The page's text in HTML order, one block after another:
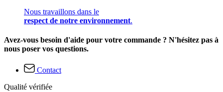
Nous travaillons dans le
respect de notre environnement.
Avez-vous besoin d'aide pour votre commande ? N'hésitez pas à
nous poser vos questions.
Contact
Qualité vérifiée